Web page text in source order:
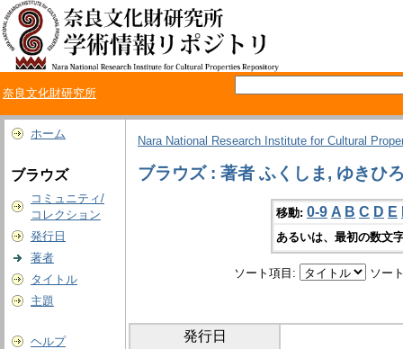
奈良文化財研究所
ホーム
ブラウズ
コミュニティ/
コレクション
発行日
著者
タイトル
主題
ヘルプ
Nara National Research Institute for Cultural
ブラウズ : 著者 ふくしま, ゆきひ
移動: 0-9 A B C D E
あるいは、最初の数文
ソート項目: ソー
発行日